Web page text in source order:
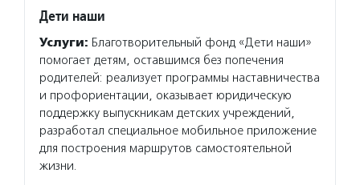
Дети наши
Услуги: Благотворительный фонд «Дети наши»
помогает детям, оставшимся без попечения
родителей: реализует программы наставничества
и профориентации, оказывает юридическую
поддержку выпускникам детских учреждений,
разработал специальное мобильное приложение
для построения маршрутов самостоятельной
жизни.